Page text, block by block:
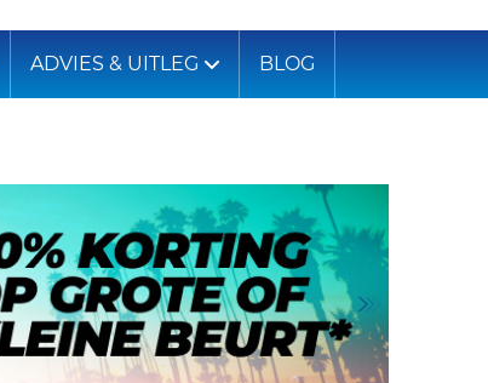
ADVIES & UITLEG BLOG